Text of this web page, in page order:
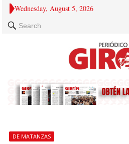
Wednesday, August 5, 2026
Search
DE MATANZAS